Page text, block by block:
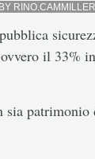
BY RINO.CAMMILLERI
il
sia patrimonio